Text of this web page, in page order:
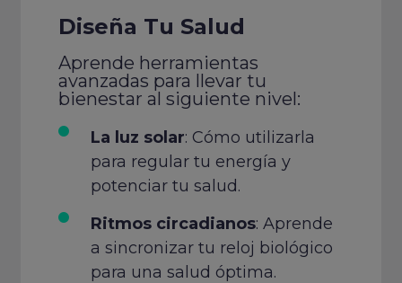
Diseña Tu Salud
Aprende herramientas
avanzadas para llevar tu
bienestar al siguiente nivel:
La luz solar: Cómo utilizarla
para regular tu energía y
potenciar tu salud.
Ritmos circadianos: Aprende
a sincronizar tu reloj biológico
para una salud óptima.